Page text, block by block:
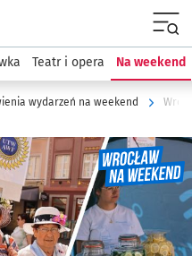
podserwis: Wydarzenia
Teatr i opera Na weekend
wydarzeń na weekend